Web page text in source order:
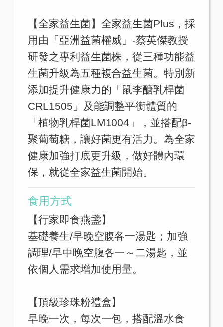
【全家益生菌】全家益生菌Plus，採
用由「亞洲益菌權威」-蔡英傑教授
研發之專利益生菌株，從三種功能益
生菌升級為五種複合益生菌。特別新
添加提升健康力的「鼠李醣乳桿菌
CRL1505」及能調整平衡體質的
「植物乳桿菌LM1004」，並搭配β-
聚葡萄糖，讓好菌更有活力。為全家
健康加強打底更升級，做好體內環
保，就從全家益生菌開始。
食用方式
【行家即食燕盞】
基礎養生/早晚空腹各一湯匙；加強
調理/早中晚空腹各一～二湯匙，並
依個人需求增加使用量。
【頂級珍珠粉禮盒】
早晚一次，每次一包，搭配溫水食